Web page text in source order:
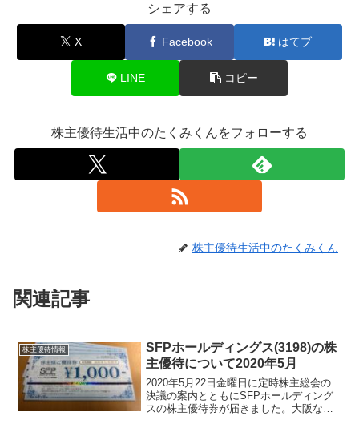
シェアする
X Facebook はてブ
LINE コピー
株主優待生活中のたくみくんをフォローする
株主優待生活中のたくみくん
関連記事
株主優待情報
SFPホールディングス(3198)の株
主優待について2020年5月
2020年5月22日金曜日に定時株主総会の
決議の案内とともにSFPホールディング
スの株主優待券が届きました。大阪なの